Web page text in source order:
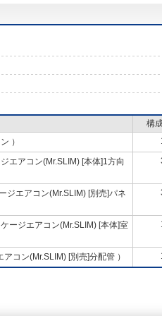
構
）
エアコン(Mr.SLIM) [本体]1方向
ジエアコン(Mr.SLIM) [別売]パネ
ージエアコン(Mr.SLIM) [本体]室
コン(Mr.SLIM) [別売]分配管 ）